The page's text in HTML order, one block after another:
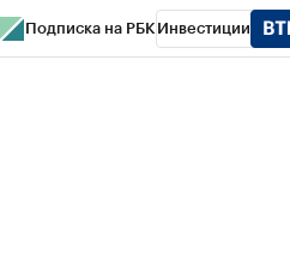
Подписка на РБК Инвестиции